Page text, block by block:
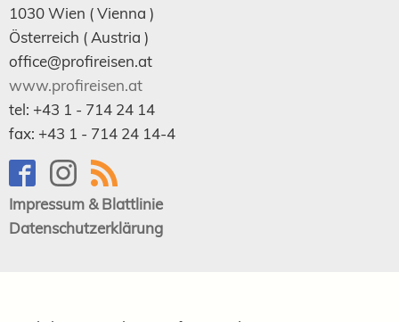
1030Wien ( Vienna )
Österreich ( Austria )
office@profireisen.at
www.profireisen.at
tel: +43 1 - 714 24 14
fax: +43 1 - 714 24 14-4
Impressum & Blattlinie
Datenschutzerklärung